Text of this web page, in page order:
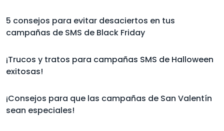
5 consejos para evitar desaciertos en tus
campañas de SMS de Black Friday
¡Trucos y tratos para campañas SMS de Halloween
exitosas!
¡Consejos para que las campañas de San Valentín
sean especiales!